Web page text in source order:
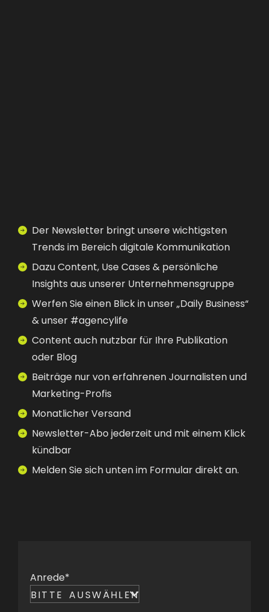
Der Newsletter bringt unsere wichtigsten
Trends im Bereich digitale Kommunikation
Dazu Content, Use Cases & persönliche
Insights aus unserer Unternehmensgruppe
Werfen Sie einen Blick in unser „Daily Business“
& unser #agencylife
Content auch nutzbar für Ihre Publikation
oder Blog
Beiträge nur von erfahrenen Journalisten und
Marketing-Profis
Monatlicher Versand
Newsletter-Abo jederzeit und mit einem Klick
kündbar
Melden Sie sich unten im Formular direkt an.
Anrede*